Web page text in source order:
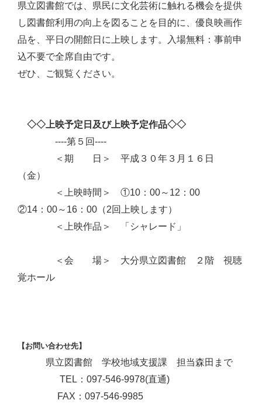
県立図書館では、県民に文化芸術に触れる機会を提供
し図書館利用の向上を図ることを目的に、優良映画作
品を、平日の開館日に上映します。入場無料：事前申
込不要で全席自由です。
ぜひ、ご観覧ください。
◇◇上映予定日及び上映予定作品◇◇
----第５回----
＜期 日＞ 平成３０年３月１６日
（金）
＜上映時間＞ ①10：00～12：00
②14：00～16：00（2回上映します）
＜上映作品＞ 「シャレード」
＜会 場＞ 大分県立図書館 ２階 視聴
覚ホール
【お問い合わせ先】
県立図書館 学校地域支援課 担当森田まで
TEL：097-546-9978(直通)
FAX：097-546-9985